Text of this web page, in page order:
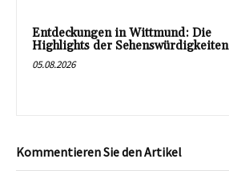
Entdeckungen in Wittmund: Die
Highlights der Sehenswürdigkeiten
05.08.2026
Kommentieren Sie den Artikel